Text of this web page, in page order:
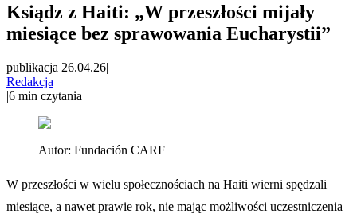
Ksiądz z Haiti: „W przeszłości mijały
miesiące bez sprawowania Eucharystii”
publikacja 26.04.26|
Redakcja
|6 min czytania
Autor: Fundación CARF
W przeszłości w wielu społecznościach na Haiti wierni spędzali
miesiące, a nawet prawie rok, nie mając możliwości uczestniczenia